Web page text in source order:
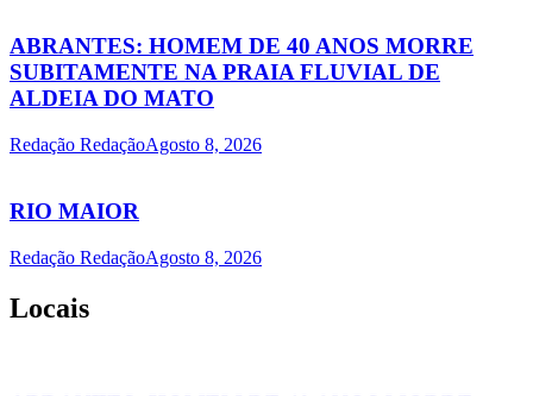
ABRANTES: HOMEM DE 40 ANOS MORRE
SUBITAMENTE NA PRAIA FLUVIAL DE
ALDEIA DO MATO
Redação RedaçãoAgosto 8, 2026
RIO MAIOR
Redação RedaçãoAgosto 8, 2026
Locais